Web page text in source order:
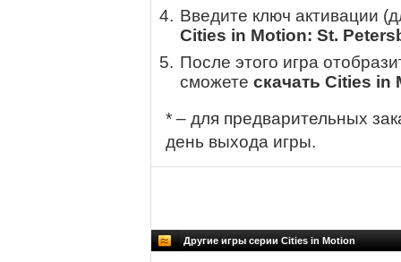
Введите ключ активации
Cities in Motion: St.
После этого игра
сможете скачать Cities in
* – для предварительных
день выхода игры.
Другие игры серии Cities in Motion